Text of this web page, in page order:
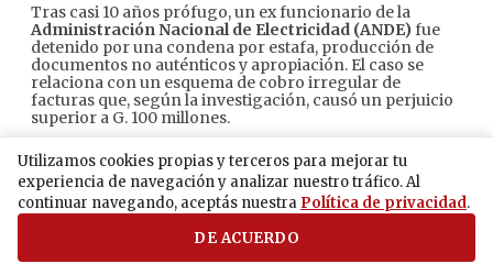
Tras casi 10 años prófugo, un ex funcionario de la
Administración Nacional de Electricidad (ANDE)fue
detenido por una condena por estafa, producción de
documentos no auténticos y apropiación. El caso se
relaciona con un esquema de cobro irregular de
facturas que, según la investigación, causó un perjuicio
superior a G. 100 millones.
·
Nacionales
Itaipú pone pausa a uno de sus
Utilizamos cookies propias y terceros para mejorar tu
experiencia de navegación y analizar nuestro tráfico. Al
continuar navegando, aceptás nuestra Política de privacidad.
DE ACUERDO